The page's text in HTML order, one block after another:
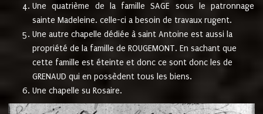
Une quatrième de la famille SAGE sous le patronnage
sainte Madeleine. celle-ci a besoin de travaux rugent.
Une autre chapelle dédiée à saint Antoine est aussi la
propriété de la famille de ROUGEMONT. En sachant que
cette famille est éteinte et donc ce sont donc les de
GRENAUD qui en possèdent tous les biens.
Une chapelle su Rosaire.